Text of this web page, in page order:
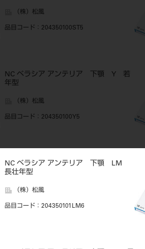
（株）松風
品目コード ：204350100ST5
NC ベラシア アンテリア 下顎 Y 若
年型
（株）松風
品目コード ：204350100Y5
NC ベラシア アンテリア 下顎 LM
長壮年型
（株）松風
品目コード ：204350101LM6